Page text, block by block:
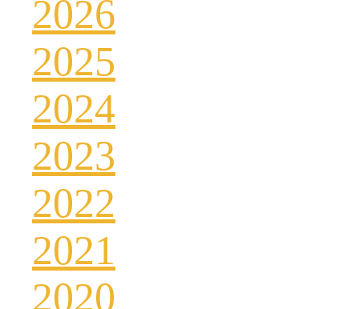
2026
2025
2024
2023
2022
2021
2020